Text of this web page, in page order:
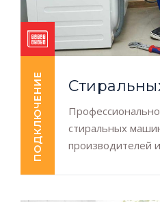
ПОДКЛЮЧЕНИЕ
стиральных
производителей